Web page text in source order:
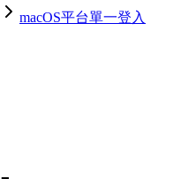
macOS平台單一登入